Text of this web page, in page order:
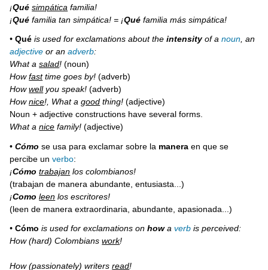
¡Qué simpática familia!
¡Qué familia tan simpática! = ¡Qué familia más simpática!
•Qué is used for exclamations about theintensityof anoun, an
adjective or anadverb:
What asalad! (noun)
Howfasttime goes by! (adverb)
Howwellyou speak! (adverb)
Hownice!, What agood thing! (adjective)
Noun + adjective constructions have several forms.
What anice family! (adjective)
•Cómo se usa para exclamar sobre la manera en que se
percibe unverbo:
¡Cómo trabajan los colombianos!
(trabajan de manera abundante, entusiasta...)
¡Como leen los escritores!
(leen de manera extraordinaria, abundante, apasionada...)
•Cómo is used for exclamations onhowaverb is perceived:
How (hard) Colombianswork!
How (passionately) writersread!